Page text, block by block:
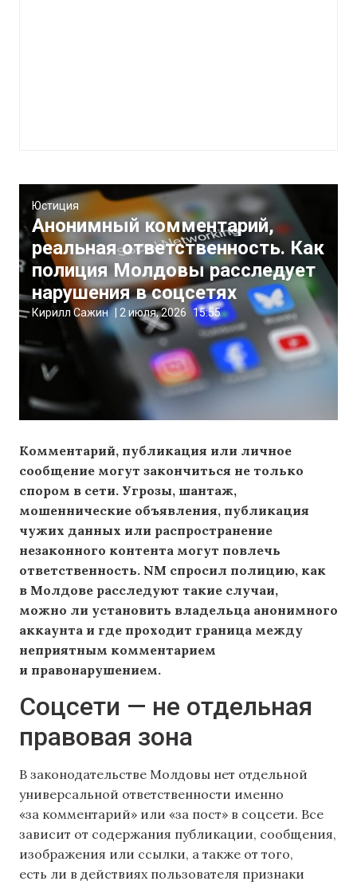
Юстиция
Анонимный комментарий,
реальная ответственность. Как
полиция Молдовы расследует
нарушения в соцсетях
Кирилл Сажин 2 июля, 2026 15:55
Комментарий, публикация или личное
сообщение могут закончиться не только
спором в сети. Угрозы, шантаж,
мошеннические объявления, публикация
чужих данных или распространение
незаконного контента могут повлечь
ответственность. NM спросил полицию, как
в Молдове расследуют такие случаи,
можно ли установить владельца анонимного
аккаунта и где проходит граница между
неприятным комментарием
и правонарушением.
Соцсети — не отдельная
правовая зона
В законодательстве Молдовы нет отдельной
универсальной ответственности именно
«за комментарий» или «за пост» в соцсети. Все
зависит от содержания публикации, сообщения,
изображения или ссылки, а также от того,
есть ли в действиях пользователя признаки